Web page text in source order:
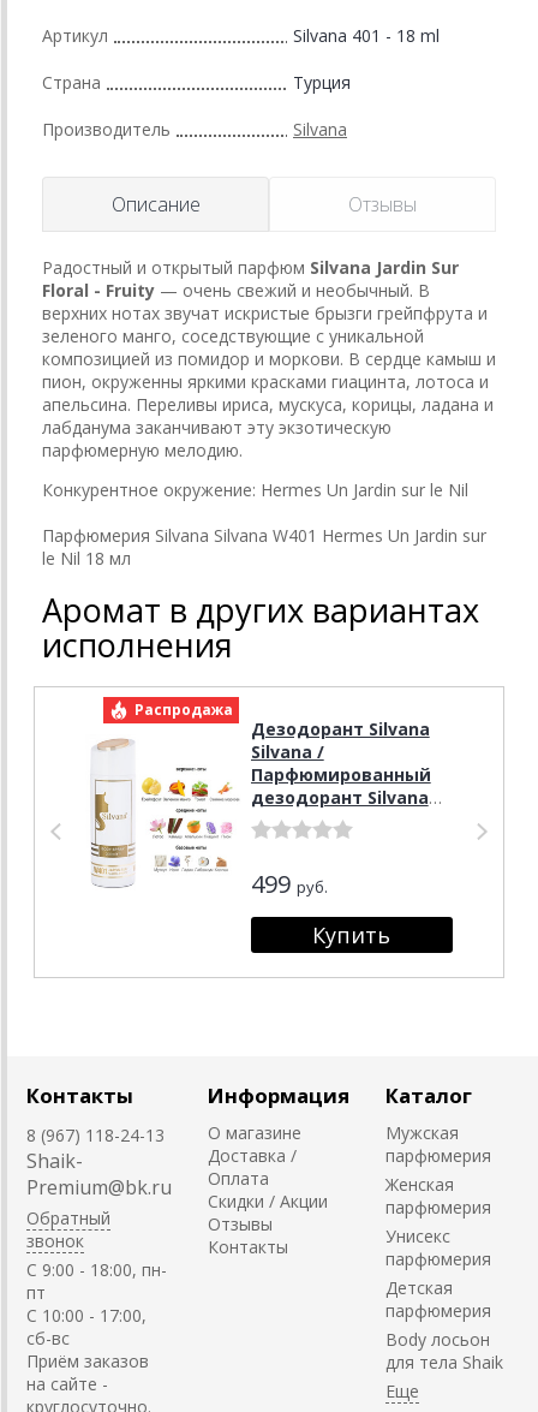
Артикул Silvana 401 - 18 ml
Страна Турция
Производитель Silvana
Описание Отзывы
Радостный и открытый парфюм Silvana Jardin Sur
Floral - Fruity — очень свежий и необычный. В
верхних нотах звучат искристые брызги грейпфрута и
зеленого манго, соседствующие с уникальной
композицией из помидор и моркови. В сердце камыш и
пион, окруженны яркими красками гиацинта, лотоса и
апельсина. Переливы ириса, мускуса, корицы, ладана и
лабданума заканчивают эту экзотическую
парфюмерную мелодию.
Конкурентное окружение: Hermes Un Jardin sur le Nil
Парфюмерия Silvana Silvana W401 Hermes Un Jardin sur
le Nil 18 мл
Аромат в других вариантах
исполнения
Распродажа
Дезодорант Silvana
Silvana /
Парфюмированный
дезодорант Silvana
W401 Hermes Un Jardin
sur le Nil 200 мл
499 руб.
Контакты
8 (967) 118-24-13
Shaik-
Premium@bk.ru
Обратный
звонок
C 9:00 - 18:00, пн-
пт
С 10:00 - 17:00,
сб-вс
Приём заказов
на сайте -
круглосуточно.
Информация
О магазине
Доставка /
Оплата
Скидки / Акции
Отзывы
Контакты
Каталог
Мужская
парфюмерия
Женская
парфюмерия
Унисекс
парфюмерия
Детская
парфюмерия
Body лосьон
для тела Shaik